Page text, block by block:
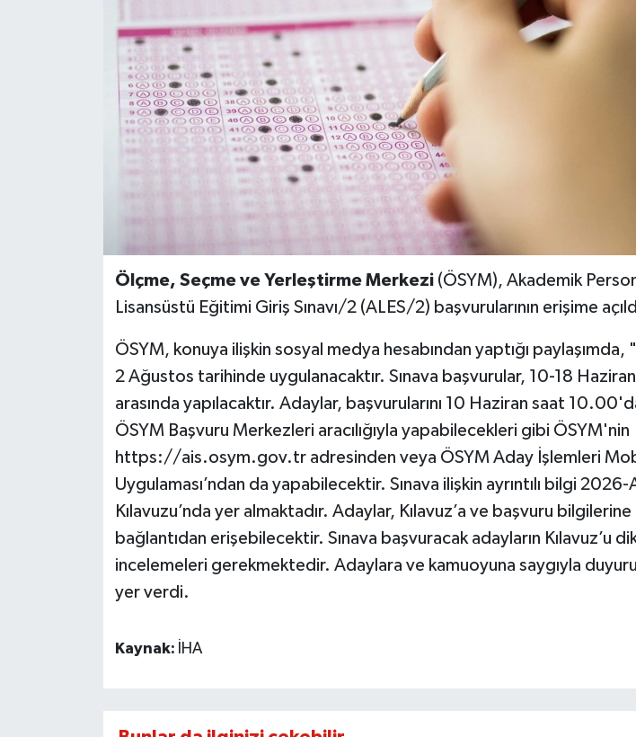
Ölçme, Seçme ve Yerleştirme Merkezi (ÖSYM), Akademik
Lisansüstü Eğitimi Giriş Sınavı/2 (ALES/2) başvurularının erişime
ÖSYM, konuya ilişkin sosyal medya hesabından yaptığı
2 Ağustos tarihinde uygulanacaktır. Sınava başvurular, 10-18
arasında yapılacaktır. Adaylar, başvurularını 10 Haziran saat
ÖSYM Başvuru Merkezleri aracılığıyla yapabilecekleri gibi ÖSYM'nin
https://ais.osym.gov.tr adresinden veya ÖSYM Aday İşlemleri
Uygulaması’ndan da yapabilecektir. Sınava ilişkin ayrıntılı bilgi
Kılavuzu’nda yer almaktadır. Adaylar, Kılavuz’a ve başvuru bilgilerine
bağlantıdan erişebilecektir. Sınava başvuracak adayların Kılavuz’u
incelemeleri gerekmektedir. Adaylara ve kamuoyuna saygıyla
yer verdi.
Kaynak: İHA
OTOMOBİL
KURUMSAL